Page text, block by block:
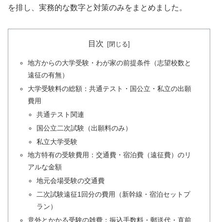
を排し、実務的な数字と対策のみをまとめました。
目次
地方からの大学受験・わが家の前提条件（志望校数と
遠征の有無）
大学受験料の総額：共通テスト・国公立・私立の出願
費用
共通テスト関連
国公立二次試験（出願料のみ）
私立大学受験
地方特有の受験費用：交通費・宿泊費（遠征費）のリ
アルな金額
地元会場受験の交通費
二次試験遠征1回分の費用（新幹線・宿泊セットプ
ラン）
意外とかかる受験の雑費：振込手数料・郵送代・直前